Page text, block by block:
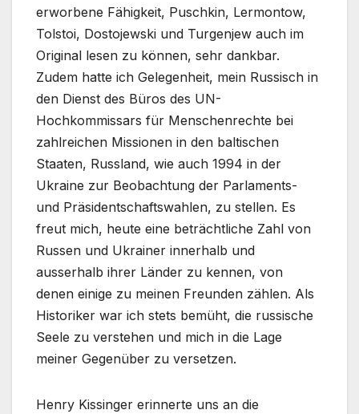
erworbene Fähigkeit, Puschkin, Lermontow,
Tolstoi, Dostojewski und Turgenjew auch im
Original lesen zu können, sehr dankbar.
Zudem hatte ich Gelegenheit, mein Russisch in
den Dienst des Büros des UN-
Hochkommissars für Menschenrechte bei
zahlreichen Missionen in den baltischen
Staaten, Russland, wie auch 1994 in der
Ukraine zur Beobachtung der Parlaments-
und Präsidentschaftswahlen, zu stellen. Es
freut mich, heute eine beträchtliche Zahl von
Russen und Ukrainer innerhalb und
ausserhalb ihrer Länder zu kennen, von
denen einige zu meinen Freunden zählen. Als
Historiker war ich stets bemüht, die russische
Seele zu verstehen und mich in die Lage
meiner Gegenüber zu versetzen.
Henry Kissinger erinnerte uns an die